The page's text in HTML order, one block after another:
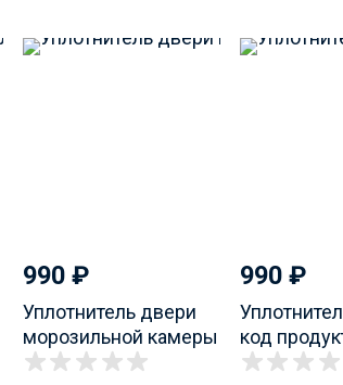
990 ₽
Уплотнитель двери
морозильной камеры
арт. 769748901502
990 ₽
код